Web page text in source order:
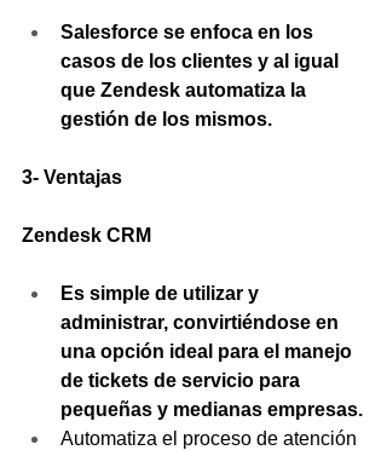
Salesforce se enfoca en los
casos de los clientes y al igual
que Zendesk automatiza la
gestión de los mismos.
3- Ventajas
Zendesk CRM
Es simple de utilizar y
administrar, convirtiéndose en
una opción ideal para el manejo
de tickets de servicio para
pequeñas y medianas empresas.
Automatiza el proceso de atención